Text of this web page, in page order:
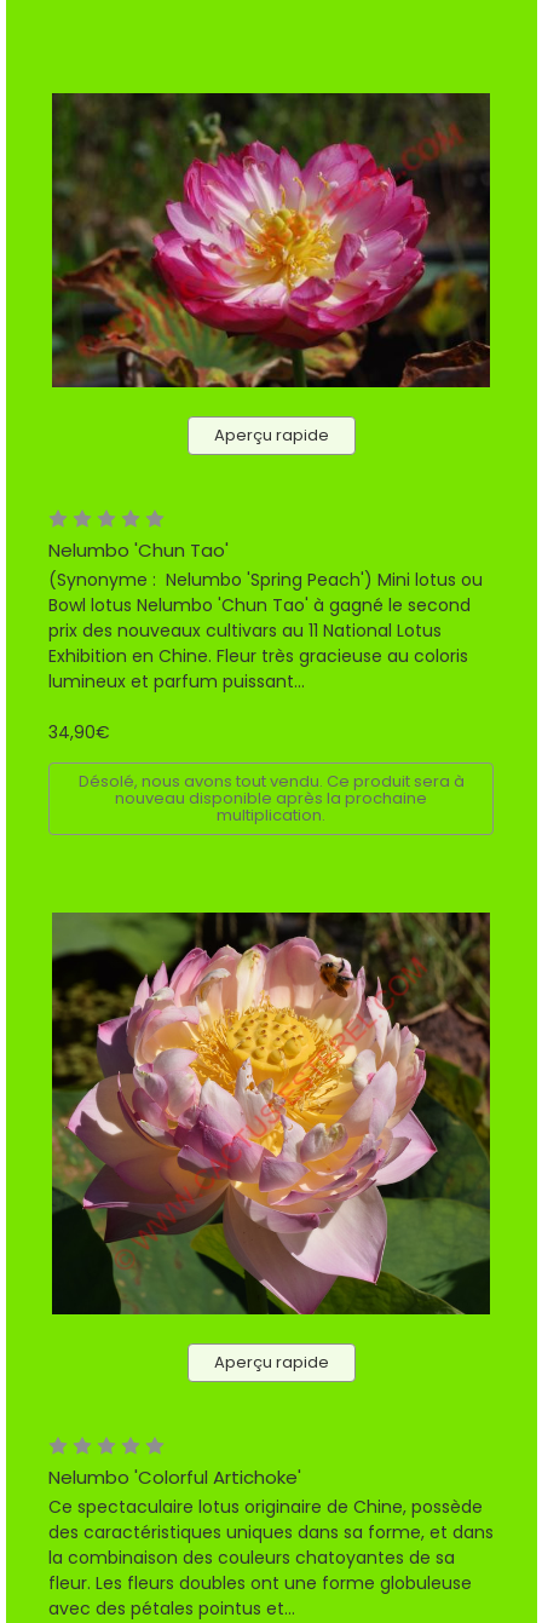
Aperçu rapide
Nelumbo 'Chun Tao'
(Synonyme : Nelumbo 'Spring Peach') Mini lotus ou
Bowl lotus Nelumbo 'Chun Tao' à gagné le second
prix des nouveaux cultivars au 11 National Lotus
Exhibition en Chine. Fleur très gracieuse au coloris
lumineux et parfum puissant...
34,90€
Désolé, nous avons tout vendu. Ce produit sera à
nouveau disponible après la prochaine
multiplication.
Aperçu rapide
Nelumbo 'Colorful Artichoke'
Ce spectaculaire lotus originaire de Chine, possède
des caractéristiques uniques dans sa forme, et dans
la combinaison des couleurs chatoyantes de sa
fleur. Les fleurs doubles ont une forme globuleuse
avec des pétales pointus et...